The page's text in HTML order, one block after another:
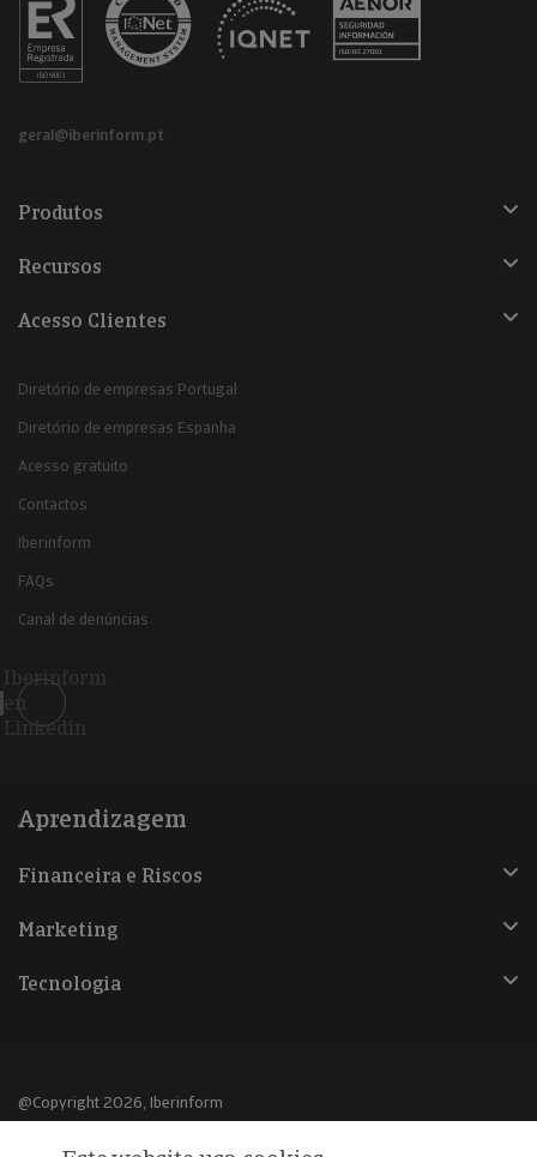
geral@iberinform.pt
Produtos
Recursos
Acesso Clientes
Diretório de empresas Portugal
Diretório de empresas Espanha
Acesso gratuito
Contactos
Iberinform
FAQs
Canal de denúncias
Iberinform
en
Linkedin
Aprendizagem
Financeira e Riscos
Marketing
Tecnologia
@Copyright 2026, Iberinform